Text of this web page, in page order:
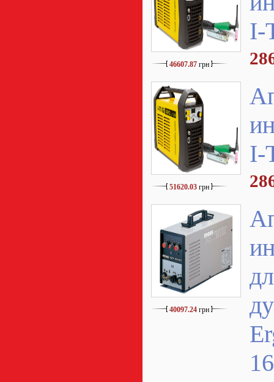
46607.87 грн
I-
51620.03 грн
I-
40097.24 грн